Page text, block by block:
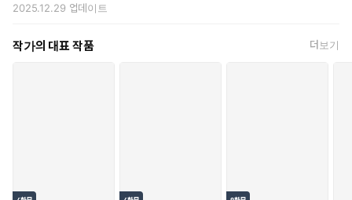
2025.12.29 업데이트
작가의 대표 작품 더보기